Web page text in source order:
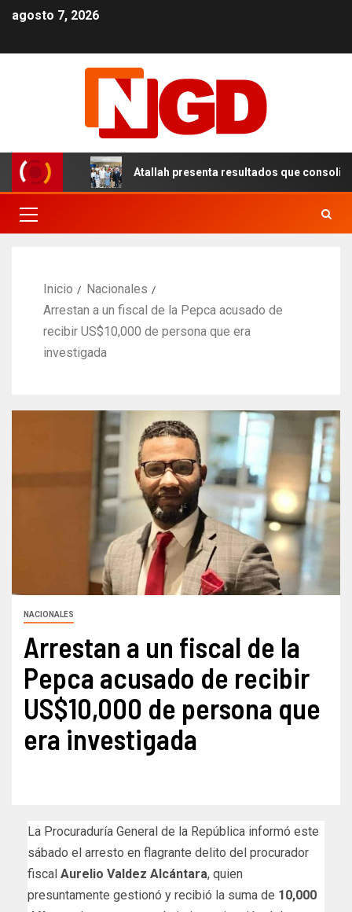
agosto 7, 2026
DN Atallah presenta resultados que consolidan un
Inicio
Nacionales
Arrestan a un fiscal de la Pepca acusado de
recibir US$10,000 de persona que era
investigada
NACIONALES
Arrestan a un fiscal de la
Pepca acusado de recibir
US$10,000 de persona que
era investigada
La Procuraduría General de la República informó este
sábado el arresto en flagrante delito del procurador
fiscal Aurelio Valdez Alcántara, quien
presuntamente gestionó y recibió la suma de 10,000